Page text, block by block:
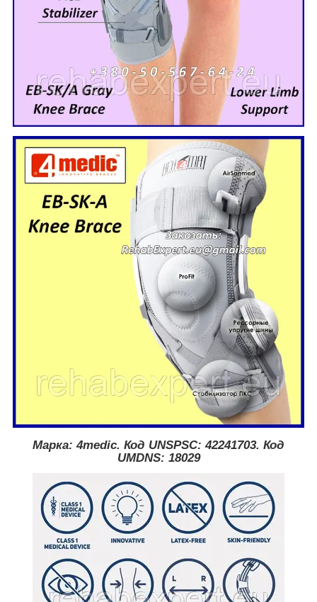
Марка: 4medic. Код UNSPSC: 42241703. Код
UMDNS: 18029